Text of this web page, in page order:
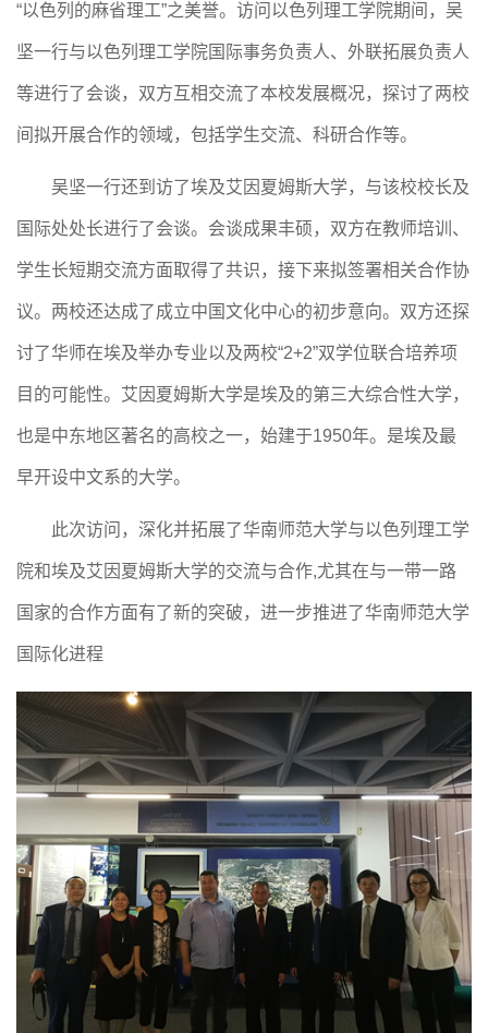
“以色列的麻省理工”之美誉。 访问以色列理工学院期间，吴
坚一行与以色列理工学院国际事务负责人、外联拓展负责人
等进行了会谈，双方互相交流了本校发展概况，探讨了两校
间拟开展合作的领域，包括学生交流、科研合作等。
吴坚一行还到访了埃及艾因夏姆斯大学，与该校校长及
国际处处长进行了会谈。会谈成果丰硕，双方在教师培训、
学生长短期交流方面取得了共识，接下来拟签署相关合作协
议。两校还达成了成立中国文化中心的初步意向。双方还探
讨了华师在埃及举办专业以及两校“2+2”双学位联合培养项
目的可能性。艾因夏姆斯大学是埃及的第三大综合性大学，
也是中东地区著名的高校之一，始建于1950年。是埃及最
早开设中文系的大学。
此次访问，深化并拓展了华南师范大学与以色列理工学
院和埃及艾因夏姆斯大学的交流与合作,尤其在与一带一路
国家的合作方面有了新的突破，进一步推进了华南师范大学
国际化进程